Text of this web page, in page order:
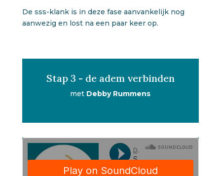
De sss-klank is in deze fase aanvankelijk nog
aanwezig en lost na een paar keer op.
Stap 3 - de adem verbinden
met Debby Rummens